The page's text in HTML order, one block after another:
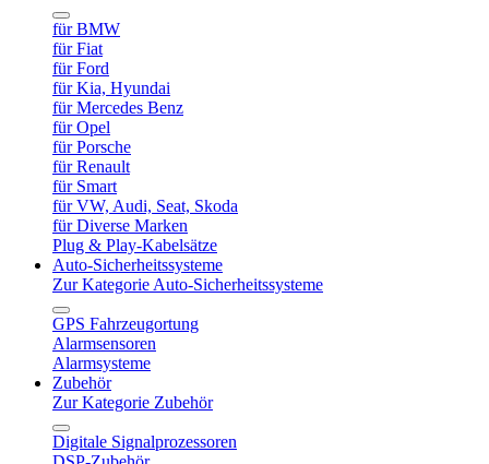
für BMW
für Fiat
für Ford
für Kia, Hyundai
für Mercedes Benz
für Opel
für Porsche
für Renault
für Smart
für VW, Audi, Seat, Skoda
für Diverse Marken
Plug & Play-Kabelsätze
Auto-Sicherheitssysteme
Zur Kategorie Auto-Sicherheitssysteme
GPS Fahrzeugortung
Alarmsensoren
Alarmsysteme
Zubehör
Zur Kategorie Zubehör
Digitale Signalprozessoren